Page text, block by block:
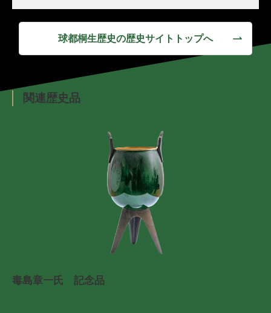
球都桐生歴史の歴史サイトトップへ
関連歴史品
毒島章一氏 記念品